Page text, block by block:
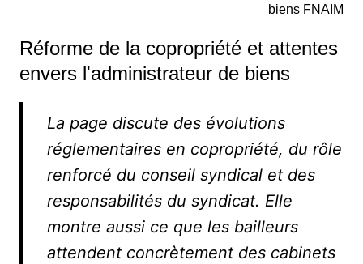
biens FNAIM
Réforme de la copropriété et attentes
envers l'administrateur de biens
La page discute des évolutions
réglementaires en copropriété, du rôle
renforcé du conseil syndical et des
responsabilités du syndicat. Elle
montre aussi ce que les bailleurs
attendent concrètement des cabinets